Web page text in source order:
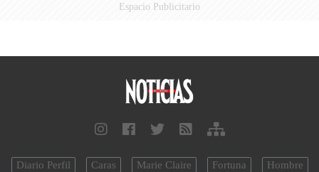
Espacio Publicitario
Diario Perfil Caras Marie Claire Fortuna Hombre